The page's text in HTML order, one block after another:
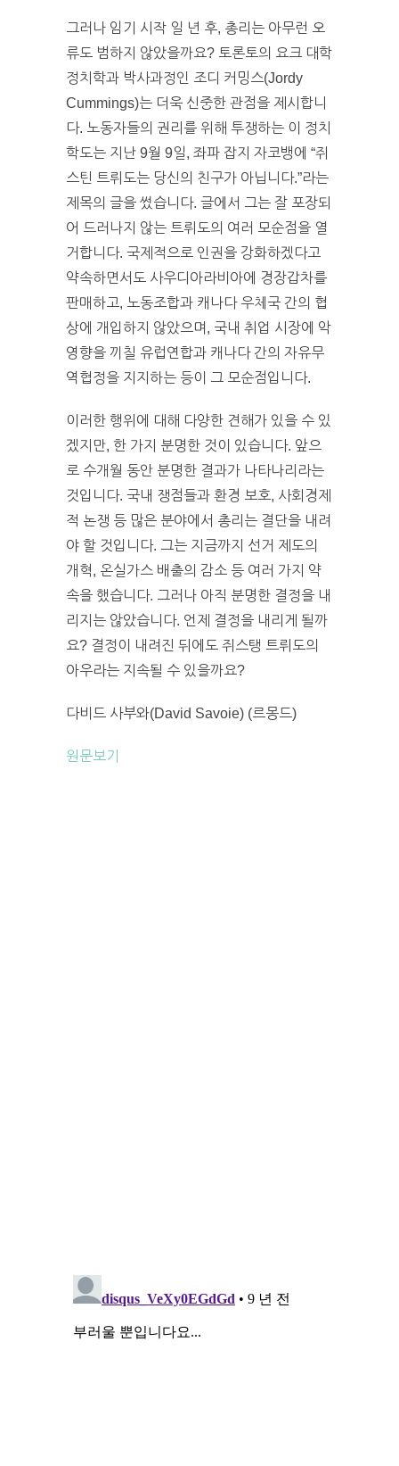
그러나 임기 시작 일 년 후, 총리는 아무런 오
류도 범하지 않았을까요? 토론토의 요크 대학
정치학과 박사과정인 조디 커밍스(Jordy
Cummings)는 더욱 신중한 관점을 제시합니
다. 노동자들의 권리를 위해 투쟁하는 이 정치
학도는 지난 9월 9일, 좌파 잡지 자코뱅에 “쥐
스틴 트뤼도는 당신의 친구가 아닙니다.”라는
제목의 글을 썼습니다. 글에서 그는 잘 포장되
어 드러나지 않는 트뤼도의 여러 모순점을 열
거합니다. 국제적으로 인권을 강화하겠다고
약속하면서도 사우디아라비아에 경장갑차를
판매하고, 노동조합과 캐나다 우체국 간의 협
상에 개입하지 않았으며, 국내 취업 시장에 악
영향을 끼칠 유럽연합과 캐나다 간의 자유무
역협정을 지지하는 등이 그 모순점입니다.
이러한 행위에 대해 다양한 견해가 있을 수 있
겠지만, 한 가지 분명한 것이 있습니다. 앞으
로 수개월 동안 분명한 결과가 나타나리라는
것입니다. 국내 쟁점들과 환경 보호, 사회경제
적 논쟁 등 많은 분야에서 총리는 결단을 내려
야 할 것입니다. 그는 지금까지 선거 제도의
개혁, 온실가스 배출의 감소 등 여러 가지 약
속을 했습니다. 그러나 아직 분명한 결정을 내
리지는 않았습니다. 언제 결정을 내리게 될까
요? 결정이 내려진 뒤에도 쥐스탱 트뤼도의
아우라는 지속될 수 있을까요?
다비드 사부와(David Savoie) (르몽드)
원문보기